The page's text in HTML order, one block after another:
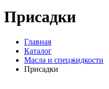
Присадки
Главная
Каталог
Масла и спецжидкости
Присадки